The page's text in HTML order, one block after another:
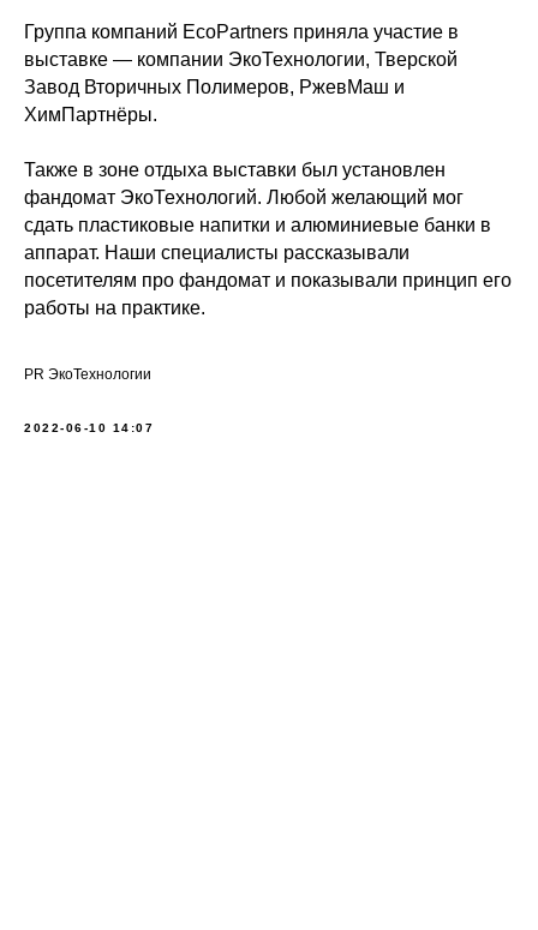
Группа компаний EcoPartners приняла участие в
выставке — компании ЭкоТехнологии, Тверской
Завод Вторичных Полимеров, РжевМаш и
ХимПартнёры.
Также в зоне отдыха выставки был установлен
фандомат ЭкоТехнологий. Любой желающий мог
сдать пластиковые напитки и алюминиевые банки в
аппарат. Наши специалисты рассказывали
посетителям про фандомат и показывали принцип его
работы на практике.
PR ЭкоТехнологии
2022-06-10 14:07